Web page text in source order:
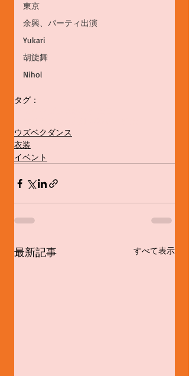
東京
余興、パーティ出演
Yukari
胡旋舞
Nihol
タグ：
ウズベクダンス
衣装
イベント
最新記事 すべて表示